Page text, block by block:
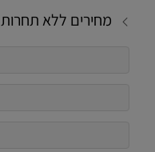
מחירים ללא תחרות